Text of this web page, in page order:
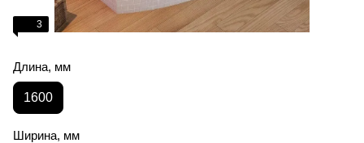
3
Длина, мм
1600
Ширина, мм